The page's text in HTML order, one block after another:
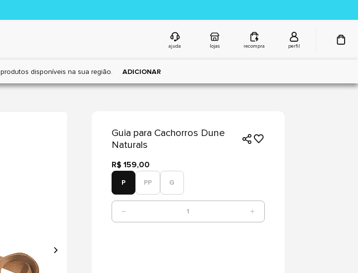
ajuda lojas recompra perfil
produtos disponíveis na sua região. ADICIONAR
Guia para Cachorros Dune
Naturals
R$ 159,00
P PP G
1